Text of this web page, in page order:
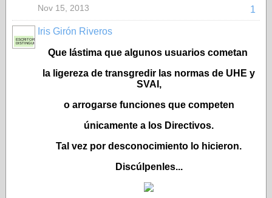
1
Nov 15, 2013
ESCRITORA
DISTINGUIDA
Iris Girón Riveros
Que lástima que algunos usuarios cometan
la ligereza de transgredir las normas de UHE y
SVAI,
o arrogarse funciones que competen
únicamente a los Directivos.
Tal vez por desconocimiento lo hicieron.
Discúlpenles...